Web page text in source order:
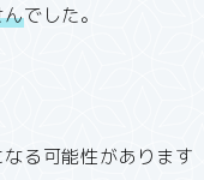
んでした。
る可能性があります